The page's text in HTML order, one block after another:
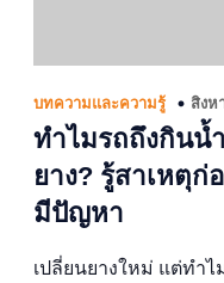
บทความและความรู้ สิงห
ทำไมรถถึงกินน้
ยาง? รู้สาเหตุก่
มีปัญหา
เปลี่ยนยางใหม่ แต่ทำ